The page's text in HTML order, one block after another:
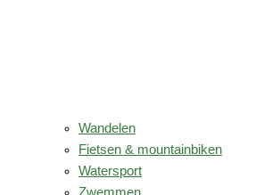
Wandelen
Fietsen & mountainbiken
Watersport